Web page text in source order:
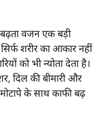
वजन एक बड़ी
शरीर का आकार नहीं
को भी न्योता देता है।
दिल की बीमारी और
के साथ काफी बढ़